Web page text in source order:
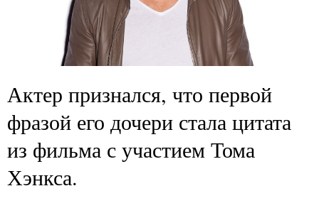
Актер признался, что первой
фразой его дочери стала цитата
из фильма с участием Тома
Хэнкса.